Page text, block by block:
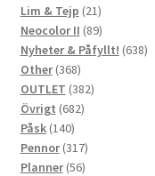
Lim & Tejp 2121
produkter
Neocolor II 8989
produkter
Nyheter & Påfyllt! 638638
Other 368368
produkter
OUTLET 382382
Övrigt 682682
Påsk 140140
produkter
Pennor 317317
produkter
Planner 5656